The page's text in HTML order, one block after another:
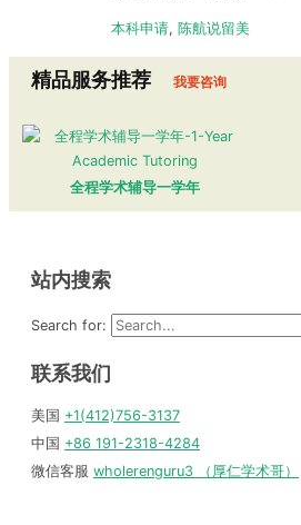
本科申请, 陈航说留美
精品服务推荐 我要咨询
全程学术辅导一学年
站内搜索
Search for:
联系我们
美国 +1(412)756-3137
中国 +86 191-2318-4284
微信客服 wholerenguru3 （厚仁学术哥）